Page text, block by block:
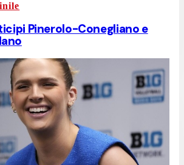
Pinerolo-Conegliano e